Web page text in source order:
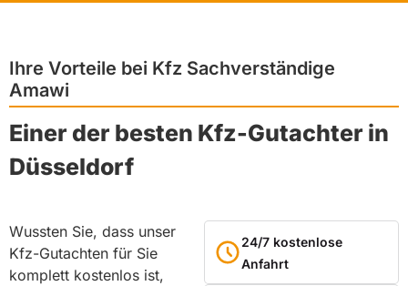
Ihre Vorteile bei Kfz Sachverständige
Amawi
Einer der besten Kfz-Gutachter in
Düsseldorf
Wussten Sie, dass unser
Kfz-Gutachten für Sie
komplett kostenlos ist,
24/7 kostenlose
Anfahrt